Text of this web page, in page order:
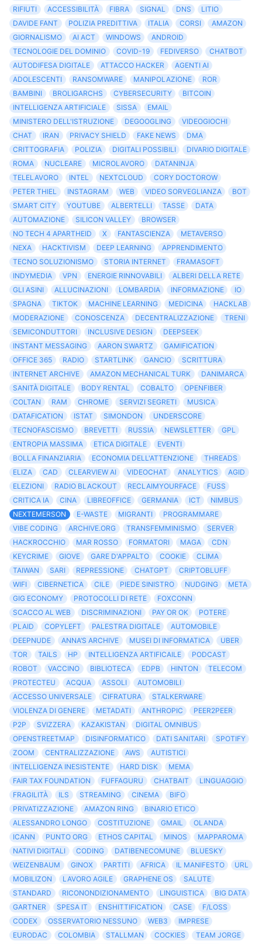
RIFIUTI
ACCESSIBILITÀ FIBRA SIGNAL DNS
LITIO
DAVIDE FANT
POLIZIA PREDITTIVA ITALIA CORSI
AMAZON
GIORNALISMO
AI ACT WINDOWS
ANDROID
TECNOLOGIE DEL DOMINIO
COVID-19 FEDIVERSO
CHATBOT
AUTODIFESA DIGITALE
ATTACCO HACKER
AGENTI AI
ADOLESCENTI
RANSOMWARE MANIPOLAZIONE
ROR
BAMBINI
BROLIGARCHS CYBERSECURITY
BITCOIN
INTELLIGENZA ARTIFICIALE
SISSA
EMAIL
MINISTERO DELL'ISTRUZIONE
DEGOOGLING
VIDEOGIOCHI
CHAT
IRAN PRIVACY SHIELD FAKE NEWS
DMA
CRITTOGRAFIA
POLIZIA DIGITALI POSSIBILI
DIVARIO DIGITALE
ROMA
NUCLEARE MICROLAVORO
DATANINJA
TELELAVORO
INTEL NEXTCLOUD
CORY DOCTOROW
PETER THIEL
INSTAGRAM WEB VIDEO SORVEGLIANZA
BOT
SMART CITY
YOUTUBE ALBERTELLI TASSE
DATA
AUTOMAZIONE
SILICON VALLEY
BROWSER
NO TECH 4 APARTHEID
X FANTASCIENZA
METAVERSO
NEXA
HACKTIVISM DEEP LEARNING
APPRENDIMENTO
TECNO SOLUZIONISMO
STORIA INTERNET
FRAMASOFT
INDYMEDIA
VPN ENERGIE RINNOVABILI
ALBERI DELLA RETE
GLI ASINI
ALLUCINAZIONI LOMBARDIA INFORMAZIONE
IO
SPAGNA
TIKTOK MACHINE LEARNING MEDICINA
HACKLAB
MODERAZIONE
CONOSCENZA DECENTRALIZZAZIONE
TRENI
SEMICONDUTTORI
INCLUSIVE DESIGN
DEEPSEEK
INSTANT MESSAGING
AARON SWARTZ
GAMIFICATION
OFFICE 365
RADIO STARTLINK GANCIO
SCRITTURA
INTERNET ARCHIVE
AMAZON MECHANICAL TURK
DANIMARCA
SANITÀ DIGITALE
BODY RENTAL COBALTO
OPENFIBER
COLTAN
RAM CHROME SERVIZI SEGRETI
MUSICA
DATAFICATION
ISTAT SIMONDON
UNDERSCORE
TECNOFASCISMO
BREVETTI RUSSIA NEWSLETTER
GPL
ENTROPIA MASSIMA
ETICA DIGITALE
EVENTI
BOLLA FINANZIARIA
ECONOMIA DELL'ATTENZIONE
THREADS
ELIZA
CAD CLEARVIEW AI VIDEOCHAT ANALYTICS
AGID
ELEZIONI
RADIO BLACKOUT RECLAIMYOURFACE
FUSS
CRITICA IA
CINA LIBREOFFICE GERMANIA ICT
NIMBUS
NEXTEMERSON
E-WASTE MIGRANTI
PROGRAMMARE
VIBE CODING
ARCHIVE.ORG TRANSFEMMINISMO
SERVER
HACKROCCHIO
MAR ROSSO FORMATORI MAGA
CDN
KEYCRIME
GIOVE GARE D'APPALTO COOKIE
CLIMA
TAIWAN
SARI REPRESSIONE CHATGPT
CRIPTOBLUFF
WIFI
CIBERNETICA CILE PIEDE SINISTRO NUDGING
META
GIG ECONOMY
PROTOCOLLI DI RETE
FOXCONN
SCACCO AL WEB
DISCRIMINAZIONI PAY OR OK
POTERE
PLAID
COPYLEFT PALESTRA DIGITALE
AUTOMOBILE
DEEPNUDE
ANNA’S ARCHIVE MUSEI DI INFORMATICA
UBER
TOR
TAILS HP INTELLIGENZA ARTIFICAILE
PODCAST
ROBOT
VACCINO BIBLIOTECA EDPB HINTON
TELECOM
PROTECTEU
ACQUA ASSOLI
AUTOMOBILI
ACCESSO UNIVERSALE
CIFRATURA
STALKERWARE
VIOLENZA DI GENERE
METADATI ANTHROPIC
PEER2PEER
P2P
SVIZZERA KAZAKISTAN
DIGITAL OMNIBUS
OPENSTREETMAP
DISINFORMATICO DATI SANITARI
SPOTIFY
ZOOM
CENTRALIZZAZIONE AWS
AUTISTICI
INTELLIGENZA INESISTENTE
HARD DISK
MEMA
FAIR TAX FOUNDATION
FUFFAGURU CHATBAIT
LINGUAGGIO
FRAGILITÀ
ILS STREAMING CINEMA
BIFO
PRIVATIZZAZIONE
AMAZON RING
BINARIO ETICO
ALESSANDRO LONGO
COSTITUZIONE GMAIL
OLANDA
ICANN
PUNTO ORG ETHOS CAPITAL MINOS
MAPPAROMA
NATIVI DIGITALI
CODING DATIBENECOMUNE
BLUESKY
WEIZENBAUM
GINOX PARTITI AFRICA IL MANIFESTO
URL
MOBILIZON
LAVORO AGILE GRAPHENE OS
SALUTE
STANDARD
RICONONDIZIONAMENTO LINGUISTICA
BIG DATA
GARTNER
SPESA IT ENSHITTIFICATION CASE
F/LOSS
CODEX
OSSERVATORIO NESSUNO WEB3
IMPRESE
EURODAC
COLOMBIA STALLMAN COCKIES
TEAM JORGE